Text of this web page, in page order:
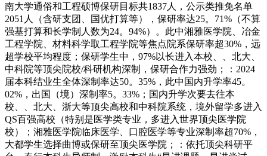
南大学通俗和工程硕博保研目标共1837人，公示类推免名单
2051人（含研支团、国优打算等），保研率达25。71%（不算
强基打算和长学制人数为24。94%）。此中湘雅医学院、冶金
工程学院、材料科学取工程学院等焦点院系保研率超30%，远
超学校平均程度；保研学生中，97%以长进入本校、、北大、
中科院等顶尖院校/科研机构深制，保研合作力强劲；：2024
届本科结业生全体深制率达50。35%，此中国内升学率45。
02%，出国（境）深制率5。33%；国内升学次要去往本
校、、北大、浙大等顶尖高校和中科院系统，境外留学多进入
QS百强高校（特别是医学类专业，多进入世界顶尖医学院
校）；湘雅医学院临床医学、口腔医学等专业深制率超70%，
大都学生选择曲博或保研至顶尖医学院；：依托顶尖科研平